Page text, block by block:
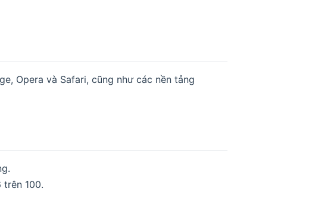
Opera và Safari, cũng như các nền tảng
trên 100.